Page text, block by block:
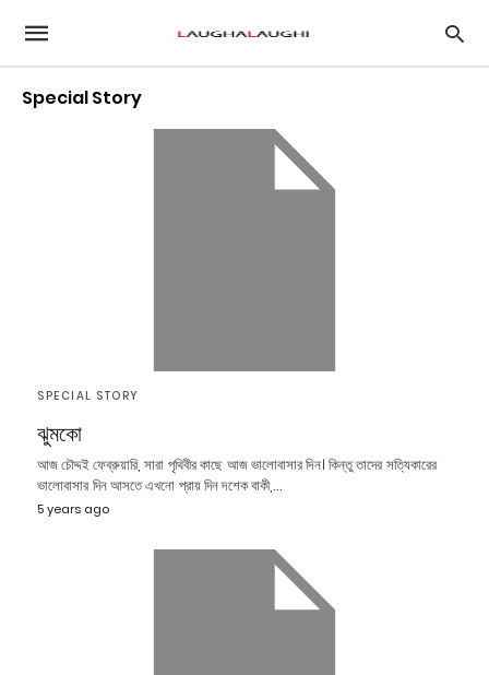
Special Story
SPECIAL STORY
ঝুমকো
আজ চৌদ্দই ফেব্রুয়ারি, সারা পৃথিবীর কাছে আজ ভালোবাসার দিন। কিন্তু তাদের সত্যিকারের
ভালোবাসার দিন আসতে এখনো প্রায় দিন দশেক বাকী,…
5 years ago